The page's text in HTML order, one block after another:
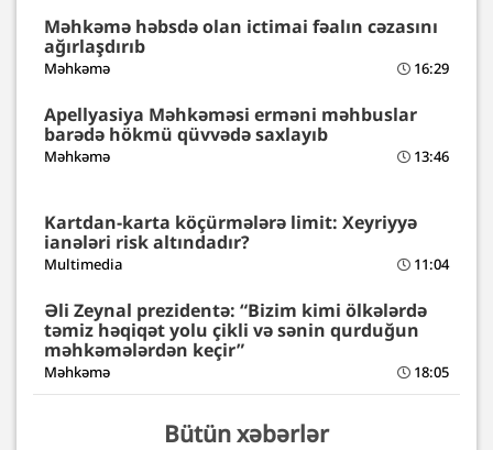
Məhkəmə həbsdə olan ictimai fəalın cəzasını
ağırlaşdırıb
Məhkəmə 16:29
Apellyasiya Məhkəməsi erməni məhbuslar
barədə hökmü qüvvədə saxlayıb
Məhkəmə 13:46
Kartdan-karta köçürmələrə limit: Xeyriyyə
ianələri risk altındadır?
Multimedia 11:04
Əli Zeynal prezidentə: “Bizim kimi ölkələrdə
təmiz həqiqət yolu çikli və sənin qurduğun
məhkəmələrdən keçir”
Məhkəmə 18:05
Bütün xəbərlər